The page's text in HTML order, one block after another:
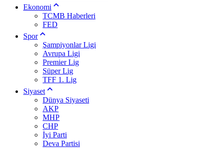
Ekonomi
TCMB Haberleri
FED
Spor
Şampiyonlar Ligi
Avrupa Ligi
Premier Lig
Süper Lig
TFF 1. Lig
Siyaset
Dünya Siyaseti
AKP
MHP
CHP
İyi Parti
Deva Partisi